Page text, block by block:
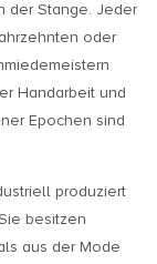
der Stange. Jeder
oder
Handarbeit und
Epochen sind
produziert
besitzen
aus der Mode